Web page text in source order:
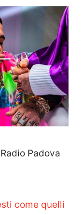
Padova
come quelli